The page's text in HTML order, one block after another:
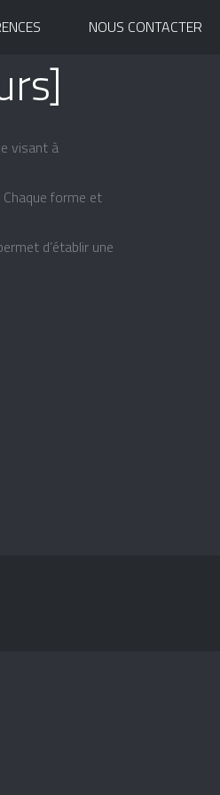
NOUS CONTACTER
visant à
forme et
d’établir une